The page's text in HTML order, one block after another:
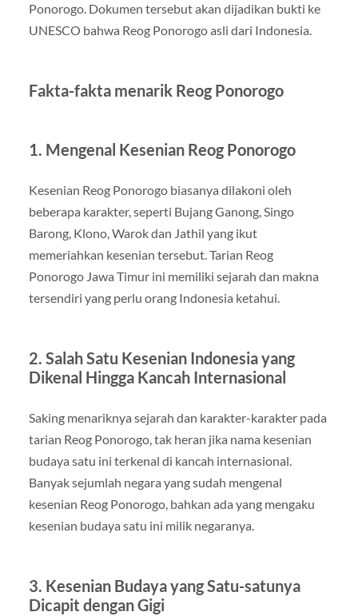
Ponorogo. Dokumen tersebut akan dijadikan bukti ke
UNESCO bahwa Reog Ponorogo asli dari Indonesia.
Fakta-fakta menarik Reog Ponorogo
1. Mengenal Kesenian Reog Ponorogo
Kesenian Reog Ponorogo biasanya dilakoni oleh
beberapa karakter, seperti Bujang Ganong, Singo
Barong, Klono, Warok dan Jathil yang ikut
memeriahkan kesenian tersebut. Tarian Reog
Ponorogo Jawa Timur ini memiliki sejarah dan makna
tersendiri yang perlu orang Indonesia ketahui.
2. Salah Satu Kesenian Indonesia yang
Dikenal Hingga Kancah Internasional
Saking menariknya sejarah dan karakter-karakter pada
tarian Reog Ponorogo, tak heran jika nama kesenian
budaya satu ini terkenal di kancah internasional.
Banyak sejumlah negara yang sudah mengenal
kesenian Reog Ponorogo, bahkan ada yang mengaku
kesenian budaya satu ini milik negaranya.
3. Kesenian Budaya yang Satu-satunya
Dicapit dengan Gigi